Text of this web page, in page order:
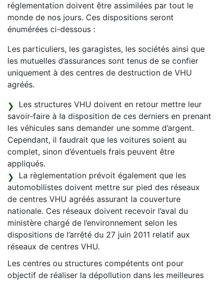
réglementation doivent être assimilées par tout le
monde de nos jours. Ces dispositions seront
énumérées ci-dessous :
Les particuliers, les garagistes, les sociétés ainsi que
les mutuelles d’assurances sont tenus de se confier
uniquement à des centres de destruction de VHU
agréés.
Les structures VHU doivent en retour mettre leur
savoir-faire à la disposition de ces derniers en prenant
les véhicules sans demander une somme d’argent.
Cependant, il faudrait que les voitures soient au
complet, sinon d’éventuels frais peuvent être
appliqués.
La règlementation prévoit également que les
automobilistes doivent mettre sur pied des réseaux
de centres VHU agréés assurant la couverture
nationale. Ces réseaux doivent recevoir l’aval du
ministère chargé de l’environnement selon les
dispositions de l’arrêté du 27 juin 2011 relatif aux
réseaux de centres VHU.
Les centres ou structures compétents ont pour
objectif de réaliser la dépollution dans les meilleures